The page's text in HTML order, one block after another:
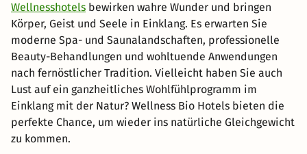
Wellnesshotels bewirken wahre Wunder und bringen
Körper, Geist und Seele in Einklang. Es erwarten Sie
moderne Spa- und Saunalandschaften, professionelle
Beauty-Behandlungen und wohltuende Anwendungen
nach fernöstlicher Tradition. Vielleicht haben Sie auch
Lust auf ein ganzheitliches Wohlfühlprogramm im
Einklang mit der Natur? Wellness Bio Hotels bieten die
perfekte Chance, um wieder ins natürliche Gleichgewicht
zu kommen.